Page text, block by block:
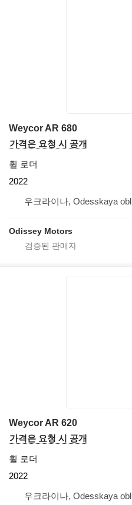
Weycor AR 680
가격은 요청 시 공개
휠 로더
2022
우크라이나, Odesskaya obl
Odissey Motors
Weycor AR 620
가격은 요청 시 공개
휠 로더
2022
우크라이나, Odesskaya obl